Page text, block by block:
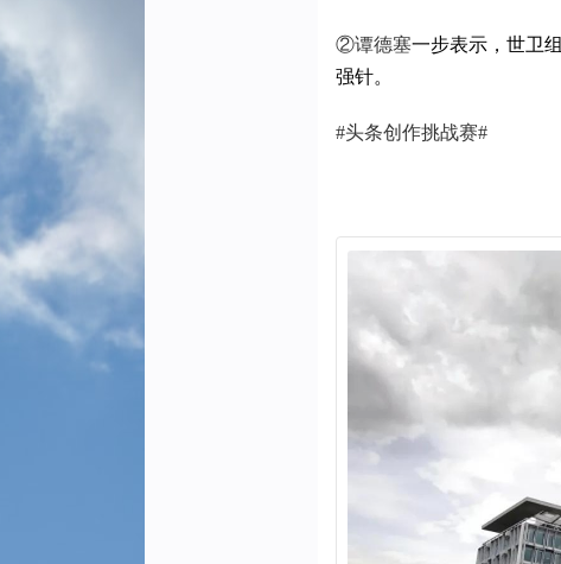
②谭德塞一步表示，世卫
强针。
#头条创作挑战赛#